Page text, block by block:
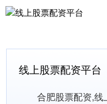
线上股票配资平台
合肥股票配资,线